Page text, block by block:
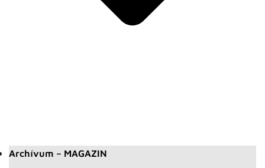
Archívum – MAGAZIN